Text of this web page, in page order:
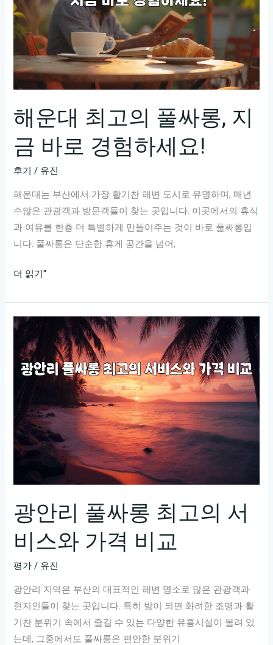
목
을
보
내
주
시
면
비
슷
한
제
목
으
로
바
드
겠
습
다.
해운대 최고의 풀싸롱, 지
금 바로 경험하세요!
후기 / 유진
해운대는 부산에서 가장 활기찬 해변 도시로 유명하며, 매년
수많은 관광객과 방문객들이 찾는 곳입니다. 이곳에서의 휴식
과 여유를 한층 더 특별하게 만들어주는 것이 바로 풀싸롱입
니다. 풀싸롱은 단순한 휴게 공간을 넘어,
해
대
최
의
풀
지
금
바
경
험
하
세
더 읽기"
광안리 풀싸롱 최고의 서
비스와 가격 비교
평가 / 유진
광안리 지역은 부산의 대표적인 해변 명소로 많은 관광객과
현지인들이 찾는 곳입니다. 특히 밤이 되면 화려한 조명과 활
기찬 분위기 속에서 즐길 수 있는 다양한 유흥시설이 몰려 있
는데, 그중에서도 풀싸롱은 편안한 분위기